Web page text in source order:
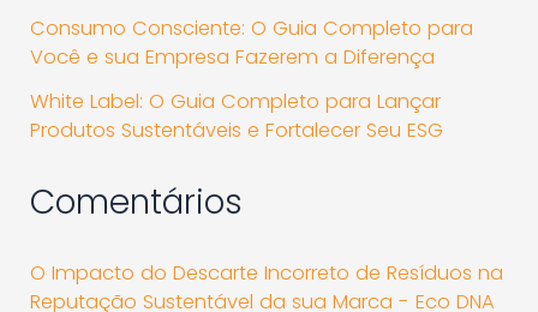
Consumo Consciente: O Guia Completo para
Você e sua Empresa Fazerem a Diferença
White Label: O Guia Completo para Lançar
Produtos Sustentáveis e Fortalecer Seu ESG
Comentários
O Impacto do Descarte Incorreto de Resíduos na
Reputação Sustentável da sua Marca - Eco DNA